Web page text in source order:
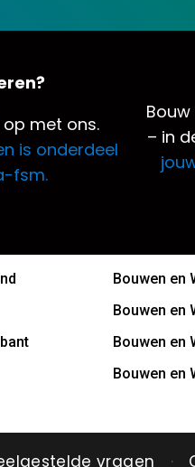
op met ons.
is onderdeel
fsm.
– in
Bouwen en
Bouwen en
Bouwen en
Bouwen en
vragen ·